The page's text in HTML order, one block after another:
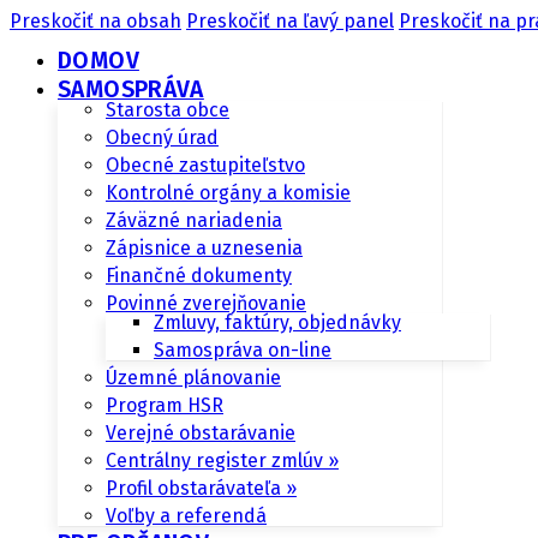
Preskočiť na obsah Preskočiť na ľavý panel Preskočiť na
DOMOV
SAMOSPRÁVA
Starosta obce
Obecný úrad
Obecné zastupiteľstvo
Kontrolné orgány a komisie
Záväzné nariadenia
Zápisnice a uznesenia
Finančné dokumenty
Povinné zverejňovanie
Zmluvy, faktúry, objednávky
Samospráva on-line
Územné plánovanie
Program HSR
Verejné obstarávanie
Centrálny register zmlúv »
Profil obstarávateľa »
Voľby a referendá